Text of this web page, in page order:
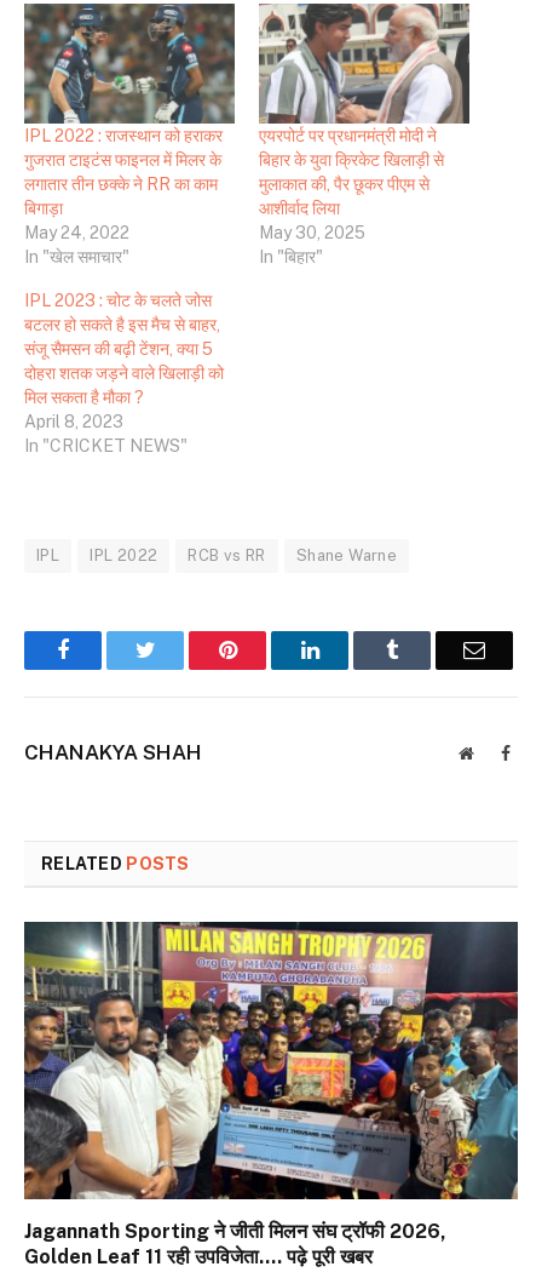
IPL 2022 : राजस्थान को हराकर
गुजरात टाइटंस फाइनल में मिलर के
लगातार तीन छक्के ने RR का काम
बिगाड़ा
May 24, 2022
In "खेल समाचार"
एयरपोर्ट पर प्रधानमंत्री मोदी ने
बिहार के युवा क्रिकेट खिलाड़ी से
मुलाकात की, पैर छूकर पीएम से
आशीर्वाद लिया
May 30, 2025
In "बिहार"
IPL 2023 : चोट के चलते जोस
बटलर हो सकते है इस मैच से बाहर,
संजू सैमसन की बढ़ी टेंशन, क्या 5
दोहरा शतक जड़ने वाले खिलाड़ी को
मिल सकता है मौका ?
April 8, 2023
In "CRICKET NEWS"
IPL IPL 2022 RCB vs RR Shane Warne
FacebookTwitter Pinterest LinkedInTumblr Email
CHANAKYA SHAH Website
RELATED POSTS
Jagannath Sporting ने जीती मिलन संघ ट्रॉफी 2026,
Golden Leaf 11 रही उपविजेता…. पढ़े पूरी खबर